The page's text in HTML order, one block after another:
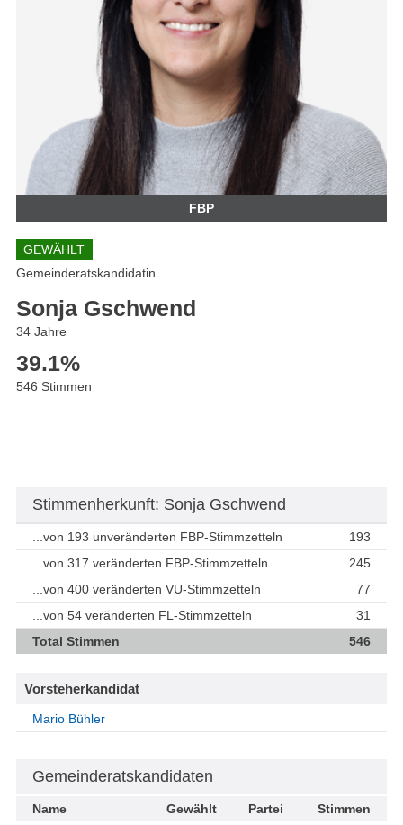
FBP
GEWÄHLT
Gemeinderatskandidatin
Sonja Gschwend
34 Jahre
39.1%
546 Stimmen
Stimmenherkunft: Sonja Gschwend
...von 193 unveränderten FBP-Stimmzetteln
193
...von 317 veränderten FBP-Stimmzetteln
245
...von 400 veränderten VU-Stimmzetteln
77
...von 54 veränderten FL-Stimmzetteln
31
Total Stimmen
546
Vorsteherkandidat
Mario Bühler
Gemeinderatskandidaten
Name Gewählt Partei Stimmen